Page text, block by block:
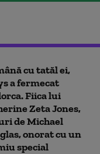
cu tatăl ei,
a fermecat
Fiica lui
Zeta Jones,
de Michael
onorat cu un
special